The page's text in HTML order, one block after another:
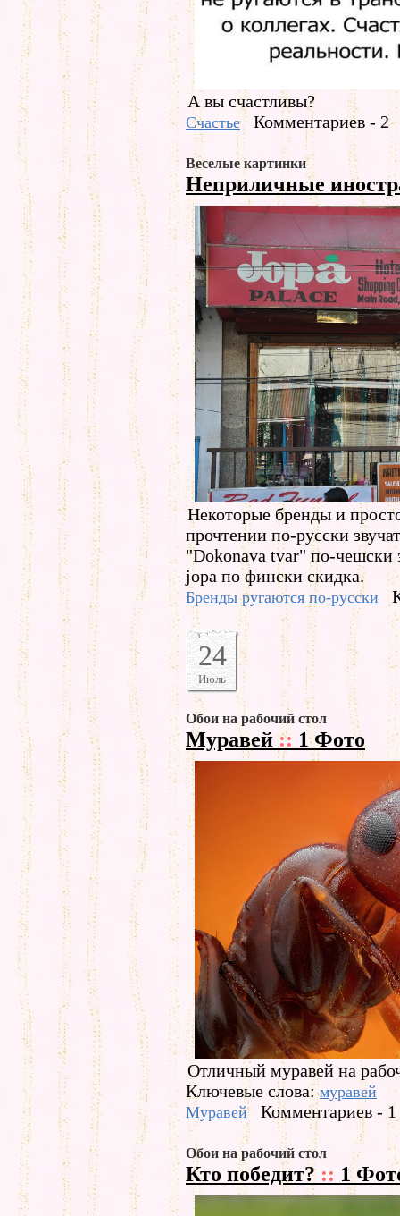
А вы счастливы?
Счастье Комментариев - 2
Веселые картинки
Неприличные
Некоторые бренды и
прочтении по-русски
"Dokonava tvar" по-чешски
jopa по фински скидка.
Бренды ругаются по-русски
24
Июль
Обои на рабочий стол
Муравей:: 1 Фото
Отличный муравей на
Ключевые слова:муравей
Муравей
Комментариев - 1
Обои на рабочий стол
Кто победит? :: 1